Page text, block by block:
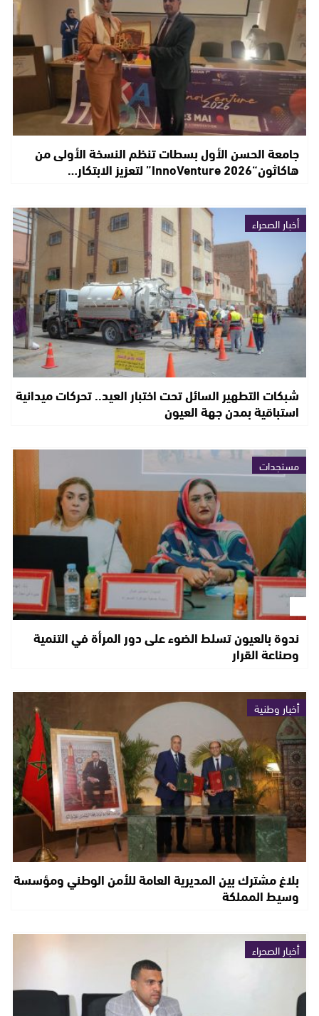
جامعة الحسن الأول بسطات تنظم النسخة الأولى من
هاكاثون“InnoVenture 2026” لتعزيز الابتكار…
أخبار الصحراء
شبكات التطهير السائل تحت اختبار العيد.. تحركات ميدانية
استباقية بمدن جهة العيون
مستجدات
ندوة بالعيون تسلط الضوء على دور المرأة في التنمية
وصناعة القرار
أخبار وطنية
بلاغ مشترك بين المديرية العامة للأمن الوطني ومؤسسة
وسيط المملكة
أخبار الصحراء